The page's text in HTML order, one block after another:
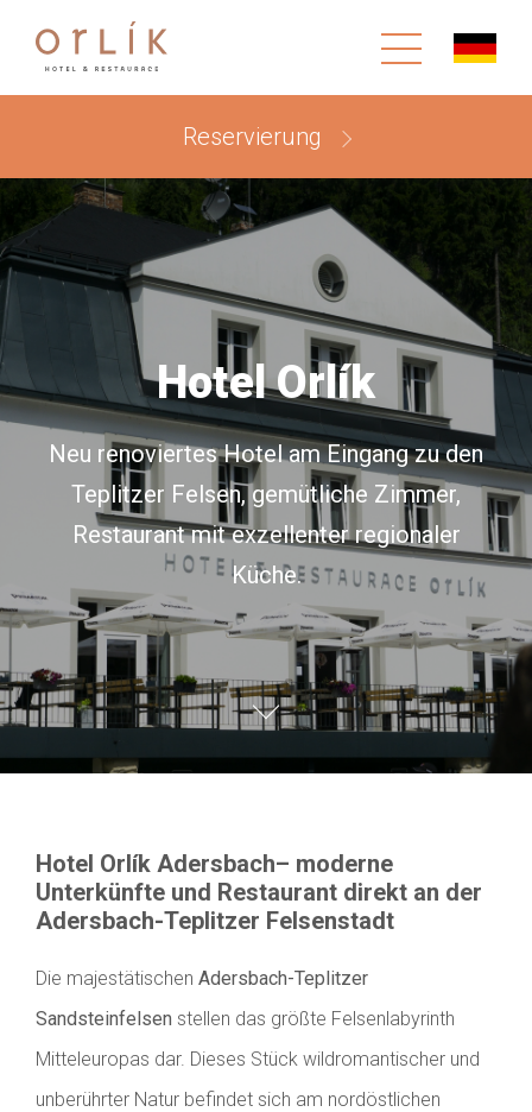
Reservierung
Hotel Orlík
Neu renoviertes Hotel am Eingang zu den
Teplitzer Felsen, gemütliche Zimmer,
Restaurant mit exzellenter regionaler
Küche.
Hotel Orlík Adersbach– moderne
Unterkünfte und Restaurant direkt an der
Adersbach-Teplitzer Felsenstadt
Die majestätischen Adersbach-Teplitzer
Sandsteinfelsen stellen das größte Felsenlabyrinth
Mitteleuropas dar. Dieses Stück wildromantischer und
unberührter Natur befindet sich am nordöstlichen